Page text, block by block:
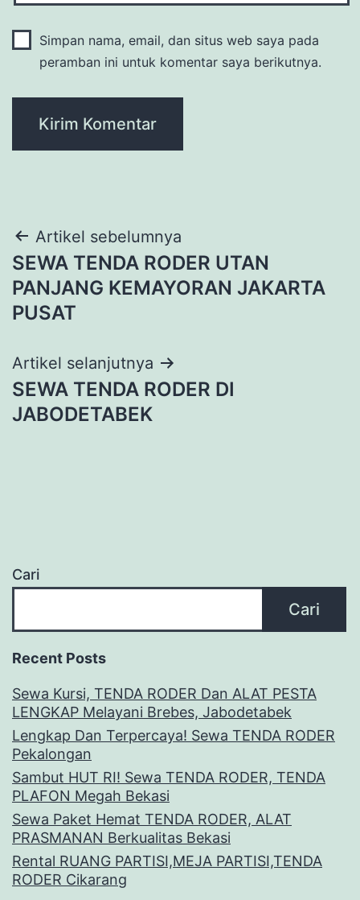
Simpan nama, email, dan situs web saya pada
peramban ini untuk komentar saya berikutnya.
Navigasi
pos
Artikel sebelumnya
SEWA TENDA RODER UTAN
PANJANG KEMAYORAN JAKARTA
PUSAT
Artikel selanjutnya
SEWA TENDA RODER DI
JABODETABEK
Cari
Cari
Recent Posts
Sewa Kursi, TENDA RODER Dan ALAT PESTA
LENGKAP Melayani Brebes, Jabodetabek
Lengkap Dan Terpercaya! Sewa TENDA RODER
Pekalongan
Sambut HUT RI! Sewa TENDA RODER, TENDA
PLAFON Megah Bekasi
Sewa Paket Hemat TENDA RODER, ALAT
PRASMANAN Berkualitas Bekasi
Rental RUANG PARTISI,MEJA PARTISI,TENDA
RODER Cikarang